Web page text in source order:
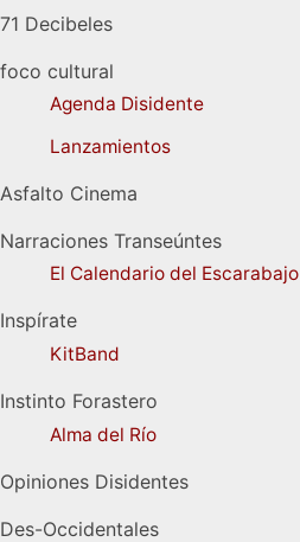
71 Decibeles
foco cultural
Agenda Disidente
Lanzamientos
Asfalto Cinema
Narraciones Transeúntes
El Calendario del Escarabajo
Inspírate
KitBand
Instinto Forastero
Alma del Río
Opiniones Disidentes
Des-Occidentales